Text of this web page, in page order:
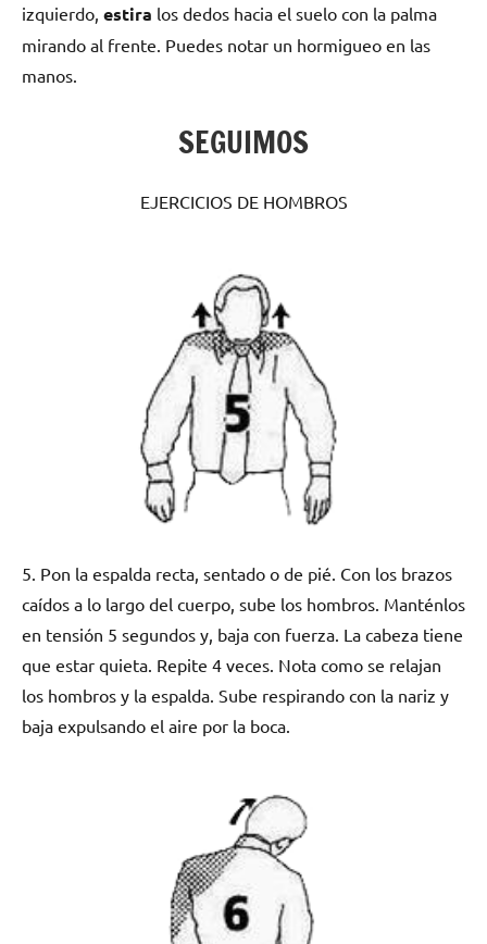
izquierdo, estira los dedos hacia el suelo con la palma
mirando al frente. Puedes notar un hormigueo en las
manos.
SEGUIMOS
EJERCICIOS DE HOMBROS
5. Pon la espalda recta, sentado o de pié. Con los brazos
caídos a lo largo del cuerpo, sube los hombros. Manténlos
en tensión 5 segundos y, baja con fuerza. La cabeza tiene
que estar quieta. Repite 4 veces. Nota como se relajan
los hombros y la espalda. Sube respirando con la nariz y
baja expulsando el aire por la boca.